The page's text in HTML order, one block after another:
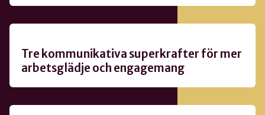
Tre kommunikativa superkrafter för mer
arbetsglädje och engagemang